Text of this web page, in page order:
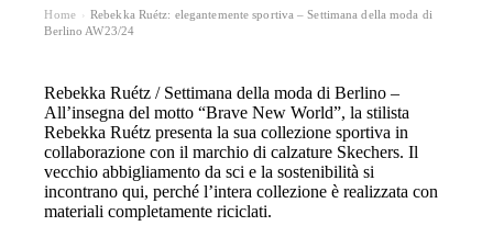
Home
Rebekka Ruétz: elegantemente sportiva – Settimana della moda di
Berlino AW23/24
Rebekka Ruétz / Settimana della moda di Berlino –
All’insegna del motto “Brave New World”, la stilista
Rebekka Ruétz presenta la sua collezione sportiva in
collaborazione con il marchio di calzature Skechers. Il
vecchio abbigliamento da sci e la sostenibilità si
incontrano qui, perché l’intera collezione è realizzata con
materiali completamente riciclati.